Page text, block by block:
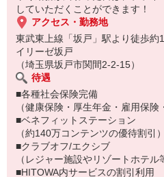
していただくことができます！
アクセス・勤務地
東武東上線「坂戸」駅より徒歩約
イリーゼ坂戸
（埼玉県坂戸市関間2-2-15）
待遇
■各種社会保険完備
（健康保険・厚生年金・雇用保険
■ベネフィットステーション
（約140万コンテンツの優待割引）
■クラブオフ/エクシブ
（レジャー施設やリゾートホテル
■HITOWA内サービスの割引利用